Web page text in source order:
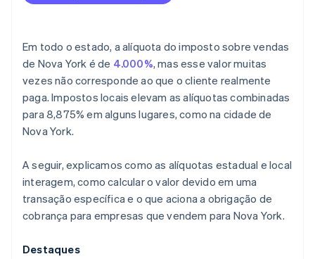
Em todo o estado, a alíquota do imposto sobre vendas
de Nova York é de 4.000%, mas esse valor muitas
vezes não corresponde ao que o cliente realmente
paga. Impostos locais elevam as alíquotas combinadas
para 8,875% em alguns lugares, como na cidade de
Nova York.
A seguir, explicamos como as alíquotas estadual e local
interagem, como calcular o valor devido em uma
transação específica e o que aciona a obrigação de
cobrança para empresas que vendem para Nova York.
Destaques